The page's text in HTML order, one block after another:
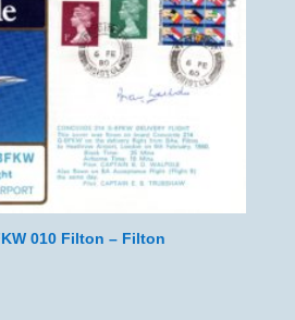
010 Filton – Filton